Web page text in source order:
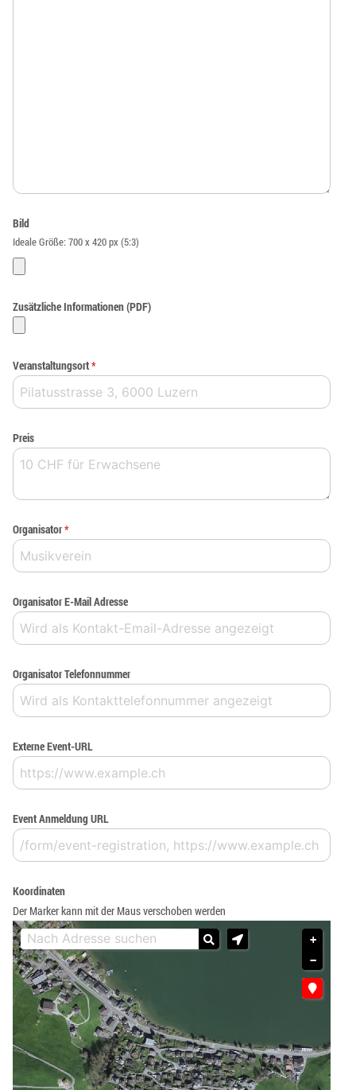
Bild
Ideale Größe: 700 x 420 px (5:3)
Zusätzliche Informationen (PDF)
Veranstaltungsort*
Preis
Organisator*
Organisator E-Mail Adresse
Organisator Telefonnummer
Externe Event-URL
Event Anmeldung URL
Koordinaten
Der Marker kann mit der Maus verschoben werden
+
−